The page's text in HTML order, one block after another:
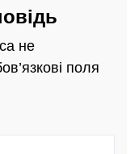
не
поля